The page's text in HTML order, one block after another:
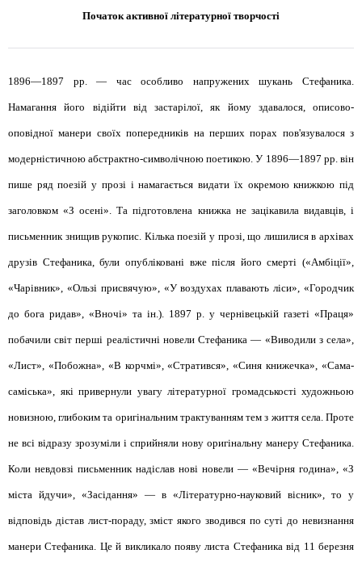
Початок активної літературної творчості
1896—1897 рр. — час особливо напружених шукань Стефаника.
Намагання його відійти від застарілої, як йому здавалося, описово-
оповідної манери своїх попередників на перших порах пов'язувалося з
модерністичною абстрактно-символічною поетикою. У 1896—1897 рр. він
пише ряд поезій у прозі і намагається видати їх окремою книжкою під
заголовком «З осені». Та підготовлена книжка не зацікавила видавців, і
письменник знищив рукопис. Кілька поезій у прозі, що лишилися в архівах
друзів Стефаника, були опубліковані вже після його смерті («Амбіції»,
«Чарівник», «Ользі присвячую», «У воздухах плавають ліси», «Городчик
до бога ридав», «Вночі» та ін.). 1897 р. у чернівецькій газеті «Праця»
побачили світ перші реалістичні новели Стефаника — «Виводили з села»,
«Лист», «Побожна», «В корчмі», «Стратився», «Синя книжечка», «Сама-
саміська», які привернули увагу літературної громадськості художньою
новизною, глибоким та оригінальним трактуванням тем з життя села. Проте
не всі відразу зрозуміли і сприйняли нову оригінальну манеру Стефаника.
Коли невдовзі письменник надіслав нові новели — «Вечірня година», «З
міста йдучи», «Засідання» — в «Літературно-науковий вісник», то у
відповідь дістав лист-пораду, зміст якого зводився по суті до невизнання
манери Стефаника. Це й викликало появу листа Стефаника від 11 березня